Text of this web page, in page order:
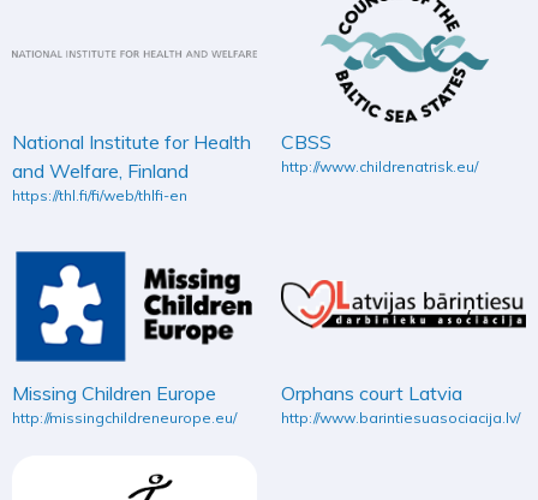
National Institute for Health
and Welfare, Finland
https://thl.fi/fi/web/thlfi-en
CBSS
http://www.childrenatrisk.eu/
Missing Children Europe
http://missingchildreneurope.eu/
Orphans court Latvia
http://www.barintiesuasociacija.lv/